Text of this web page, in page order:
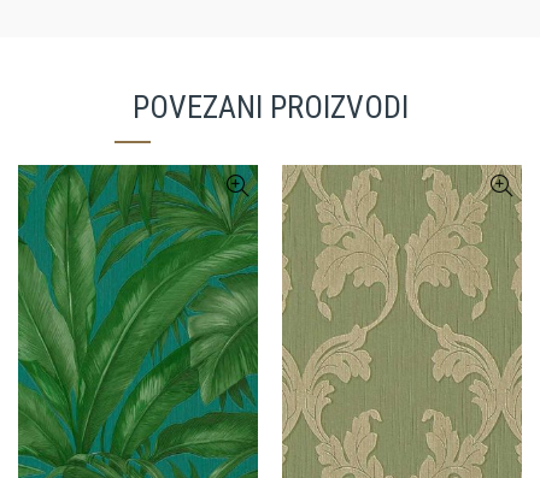
POVEZANI PROIZVODI